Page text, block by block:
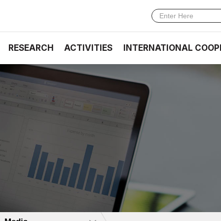
RESEARCH ACTIVITIES INTERNATIONAL